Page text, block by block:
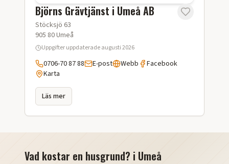
Björns Grävtjänst i Umeå AB
Stöcksjö 63
905 80Umeå
Uppgifter uppdateradeaugusti 2026
0706-70 87 88 E-post Webb
Facebook
Karta
Läs mer
Vad kostar en husgrund? i Umeå